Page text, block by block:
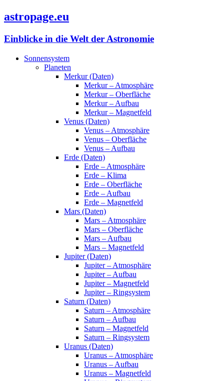
astropage.eu
Einblicke in die Welt der Astronomie
Sonnensystem
Planeten
Merkur (Daten)
Merkur – Atmosphäre
Merkur – Oberfläche
Merkur – Aufbau
Merkur – Magnetfeld
Venus (Daten)
Venus – Atmosphäre
Venus – Oberfläche
Venus – Aufbau
Erde (Daten)
Erde – Atmosphäre
Erde – Klima
Erde – Oberfläche
Erde – Aufbau
Erde – Magnetfeld
Mars (Daten)
Mars – Atmosphäre
Mars – Oberfläche
Mars – Aufbau
Mars – Magnetfeld
Jupiter (Daten)
Jupiter – Atmosphäre
Jupiter – Aufbau
Jupiter – Magnetfeld
Jupiter – Ringsystem
Saturn (Daten)
Saturn – Atmosphäre
Saturn – Aufbau
Saturn – Magnetfeld
Saturn – Ringsystem
Uranus (Daten)
Uranus – Atmosphäre
Uranus – Aufbau
Uranus – Magnetfeld